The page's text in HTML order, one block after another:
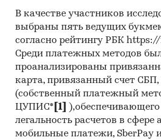
В качестве участников
выбраны пять ведущих
согласно рейтингу РБК
Среди платежных методов
проанализированы
карта, привязанный счет
(собственный платежный
ЦУПИС* [1]
легальность расчетов в сфере
мобильные платежи, SberPay